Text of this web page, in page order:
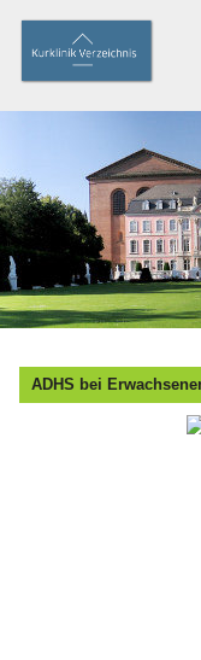
ADHS bei